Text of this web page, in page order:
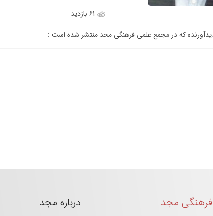
که در مجمع علمی فرهنگی مجد منتشر شده است :
مجد درباره مجد